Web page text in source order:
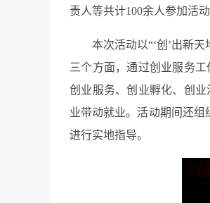
责人等共计100余人参加活动
本次活动以“‘创’出新
三个方面，通过创业服务
创业服务、创业孵化、创
业带动就业。活动期间还
进行实地指导。